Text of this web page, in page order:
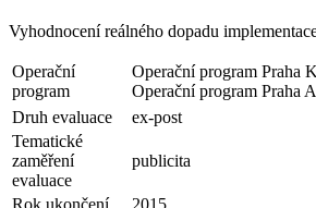
Vyhodnocení reálného dopadu
Operační
program
Operační program Praha
Operační program Praha
Druh evaluace
ex-post
Tematické
zaměření
evaluace
publicita
Rok ukončení
2015